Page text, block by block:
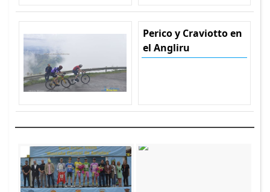
Perico y Craviotto en
el Angliru